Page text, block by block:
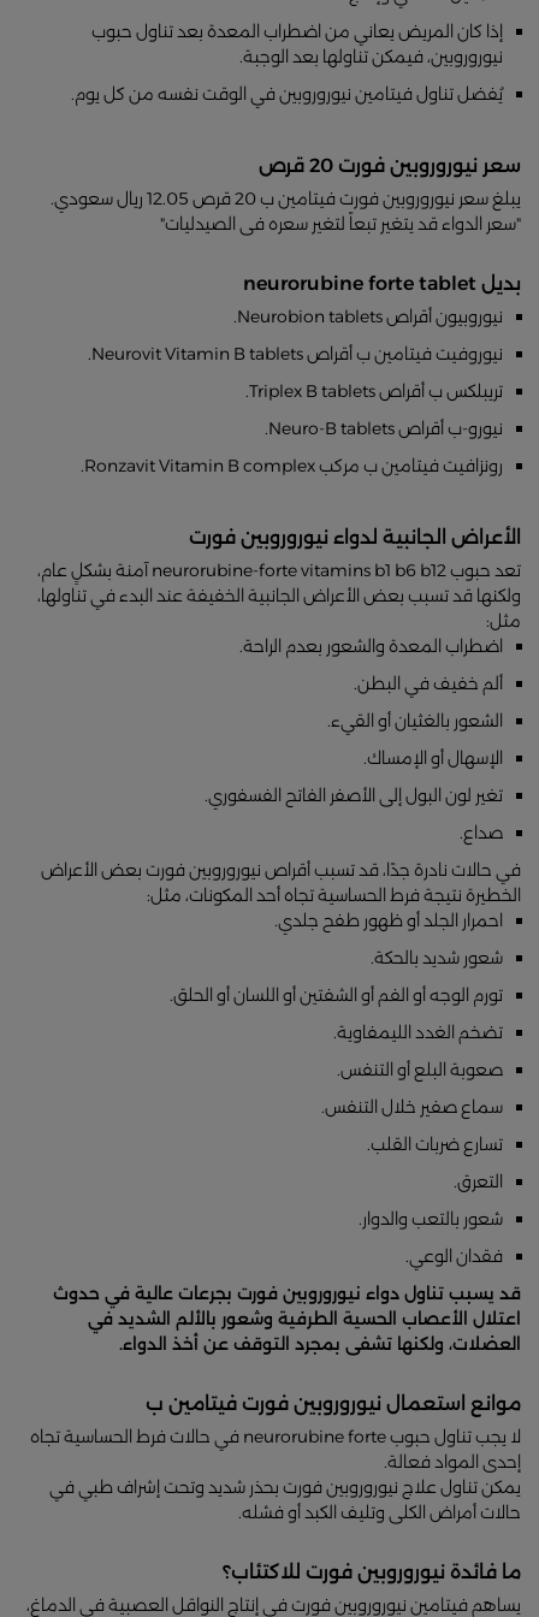
إذا كان المريض يعاني من اضطراب المعدة بعد تناول حبوب
نيوروروبين، فيمكن تناولها بعد الوجبة.
يُفضل تناول فيتامين نيوروروبين في الوقت نفسه من كل يوم.
سعر نيوروروبين فورت 20 قرص
يبلغ سعر نيوروروبين فورت فيتامين ب 20 قرص 12.05 ريال سعودي.
"سعر الدواء قد يتغير تبعاً لتغير سعره فى الصيدليات"
بديل neurorubine forte tablet
نيوروبيون أقراص Neurobion tablets.
نيوروفيت فيتامين ب أقراص Neurovit Vitamin B tablets.
تريبلكس ب أقراص Triplex B tablets.
نيورو-ب أقراص Neuro-B tablets.
رونزافيت فيتامين ب مركب Ronzavit Vitamin B complex.
الأعراض الجانبية لدواء نيوروروبين فورت
تعد حبوب neurorubine-forte vitamins b1 b6 b12 آمنة بشكلٍ عام،
ولكنها قد تسبب بعض الأعراض الجانبية الخفيفة عند البدء في تناولها،
مثل:
اضطراب المعدة والشعور بعدم الراحة.
ألم خفيف في البطن.
الشعور بالغثيان أو القيء.
الإسهال أو الإمساك.
تغير لون البول إلى الأصفر الفاتح الفسفوري.
صداع.
في حالات نادرة جدًا، قد تسبب أقراص نيوروروبين فورت بعض الأعراض
الخطيرة نتيجة فرط الحساسية تجاه أحد المكونات، مثل:
احمرار الجلد أو ظهور طفح جلدي.
شعور شديد بالحكة.
تورم الوجه أو الفم أو الشفتين أو اللسان أو الحلق.
تضخم الغدد الليمفاوية.
صعوبة البلع أو التنفس.
سماع صفير خلال التنفس.
تسارع ضربات القلب.
التعرق.
شعور بالتعب والدوار.
فقدان الوعي.
قد يسبب تناول دواء نيوروروبين فورت بجرعات عالية في حدوث
اعتلال الأعصاب الحسية الطرفية وشعور بالألم الشديد في
العضلات، ولكنها تشفى بمجرد التوقف عن أخذ الدواء.
موانع استعمال نيوروروبين فورت فيتامين ب
لا يجب تناول حبوب neurorubine forte في حالات فرط الحساسية تجاه
إحدى المواد فعالة.
يمكن تناول علاج نيوروروبين فورت بحذر شديد وتحت إشراف طبي في
حالات أمراض الكلى وتليف الكبد أو فشله.
ما فائدة نيوروروبين فورت للاكتئاب؟
يساهم فيتامين نيوروروبين فورت في إنتاج النواقل العصبية في الدماغ،